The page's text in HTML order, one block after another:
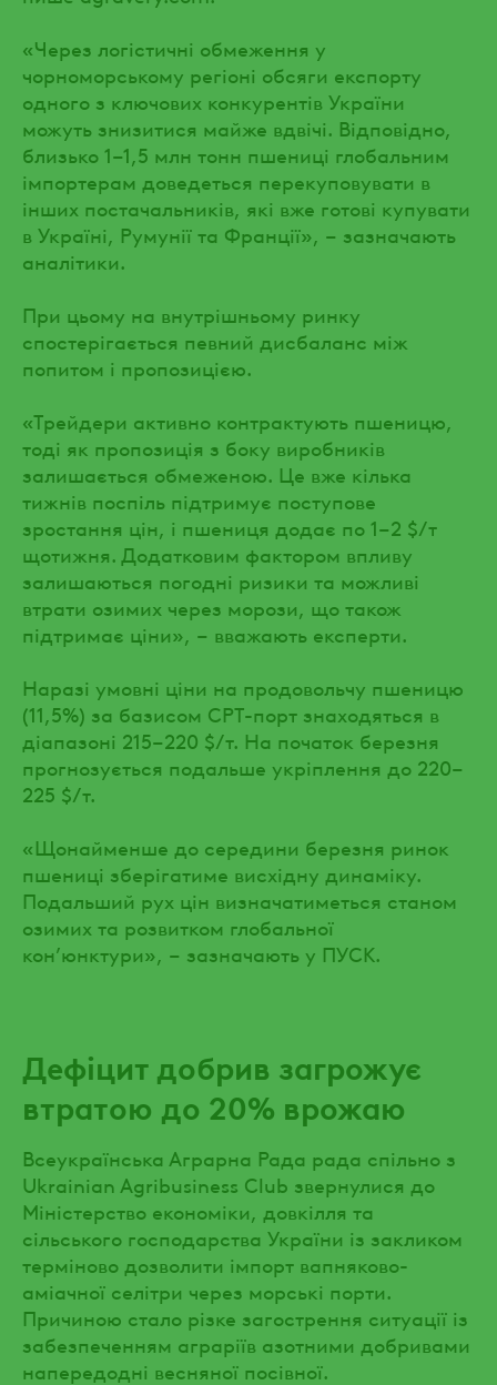
«Через логістичні обмеження у
чорноморському регіоні обсяги експорту
одного з ключових конкурентів України
можуть знизитися майже вдвічі. Відповідно,
близько 1–1,5 млн тонн пшениці глобальним
імпортерам доведеться перекуповувати в
інших постачальників, які вже готові купувати
в Україні, Румунії та Франції», – зазначають
аналітики.
При цьому на внутрішньому ринку
спостерігається певний дисбаланс між
попитом і пропозицією.
«Трейдери активно контрактують пшеницю,
тоді як пропозиція з боку виробників
залишається обмеженою. Це вже кілька
тижнів поспіль підтримує поступове
зростання цін, і пшениця додає по 1–2 $/т
щотижня. Додатковим фактором впливу
залишаються погодні ризики та можливі
втрати озимих через морози, що також
підтримає ціни», – вважають експерти.
Наразі умовні ціни на продовольчу пшеницю
(11,5%) за базисом CPT-порт знаходяться в
діапазоні 215–220 $/т. На початок березня
прогнозується подальше укріплення до 220–
225 $/т.
«Щонайменше до середини березня ринок
пшениці зберігатиме висхідну динаміку.
Подальший рух цін визначатиметься станом
озимих та розвитком глобальної
кон’юнктури», – зазначають у ПУСК.
Дефіцит добрив загрожує
втратою до 20% врожаю
Всеукраїнська Аграрна Рада рада спільно з
Ukrainian Agribusiness Club звернулися до
Міністерство економіки, довкілля та
сільського господарства України із закликом
терміново дозволити імпорт вапняково-
аміачної селітри через морські порти.
Причиною стало різке загострення ситуації із
забезпеченням аграріїв азотними добривами
напередодні весняної посівної.